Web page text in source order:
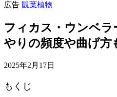
広告 観葉植物
フィカス・ウンベラ
やりの頻度や曲げ方
2025年2月17日
もくじ